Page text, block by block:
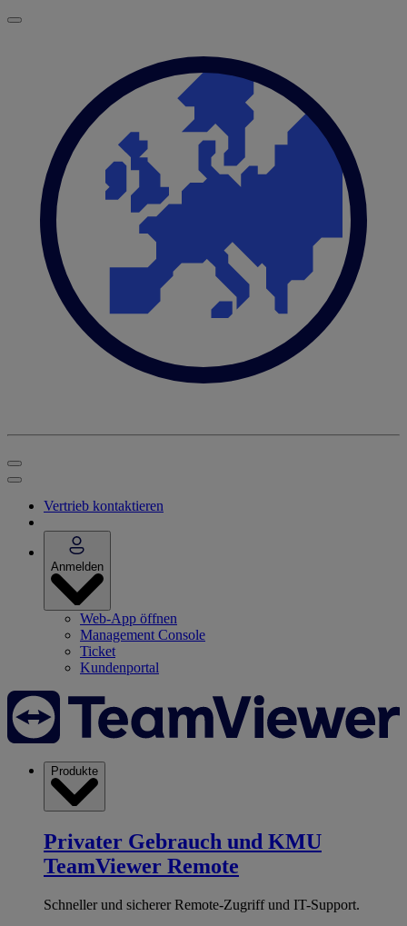
Vertrieb kontaktieren
Anmelden
Web-App öffnen
Management Console
Ticket
Kundenportal
Produkte
Privater Gebrauch und KMU
TeamViewer Remote
Schneller und sicherer Remote-Zugriff und IT-Support.